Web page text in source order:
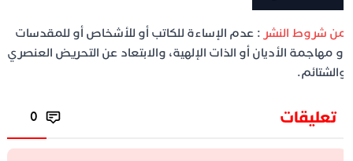
شروط النشر: عدم الإساءة للكاتب أو للأشخاص أو للمقدسات
مهاجمة الأديان أو الذات الإلهية، والابتعاد عن التحريض العنصري
تعليقات 0